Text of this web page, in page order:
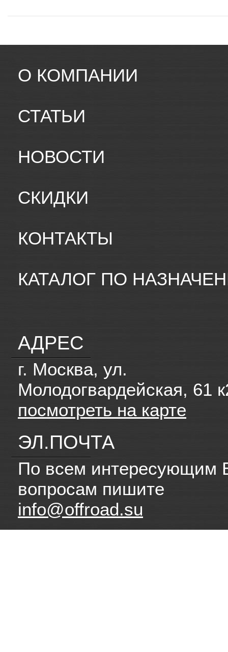
О КОМПАНИИ
СТАТЬИ
НОВОСТИ
СКИДКИ
КОНТАКТЫ
КАТАЛОГ ПО
АДРЕС
г. Москва, ул.
Молодогвардейская, 61
посмотреть на карте
ЭЛ.ПОЧТА
По всем интересующим
вопросам пишите
info@offroad.su